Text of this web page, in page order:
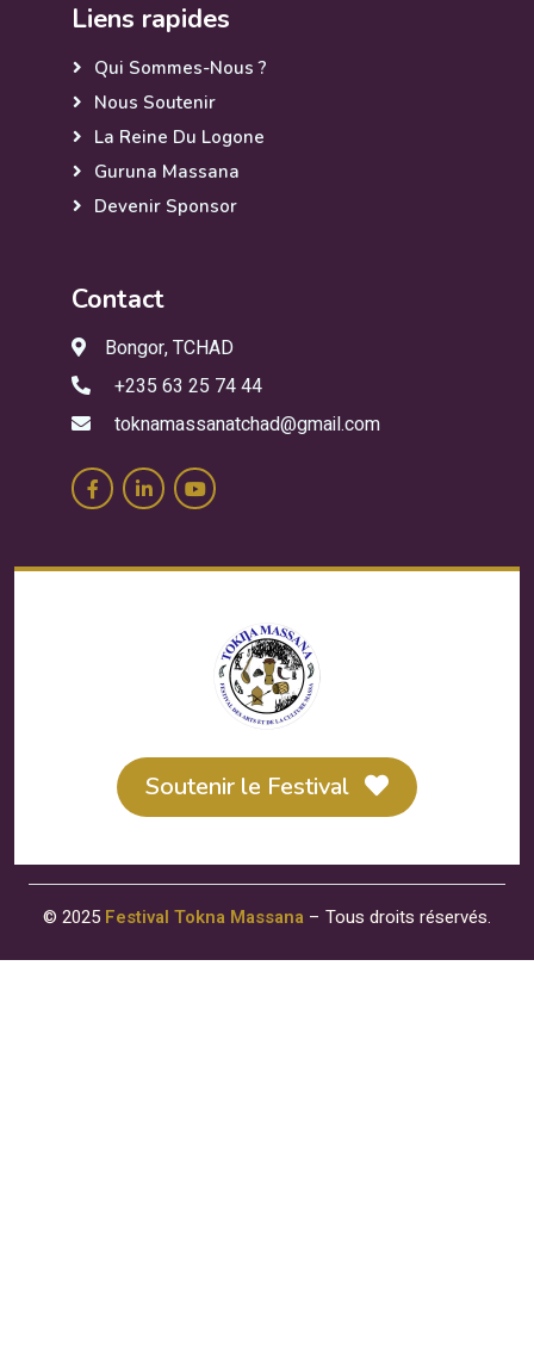
Liens rapides
Qui Sommes-Nous ?
Nous Soutenir
La Reine Du Logone
Guruna Massana
Devenir Sponsor
Contact
Bongor, TCHAD
+235 63 25 74 44
toknamassanatchad@gmail.com
Soutenir le Festival
© 2025 Festival Tokna Massana – Tous droits réservés.